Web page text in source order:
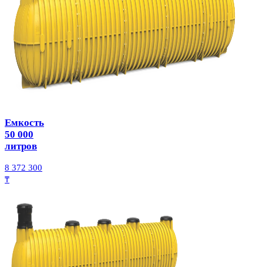
Емкость
50 000
литров
8 372 300
₸